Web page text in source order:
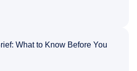
What to Know Before You